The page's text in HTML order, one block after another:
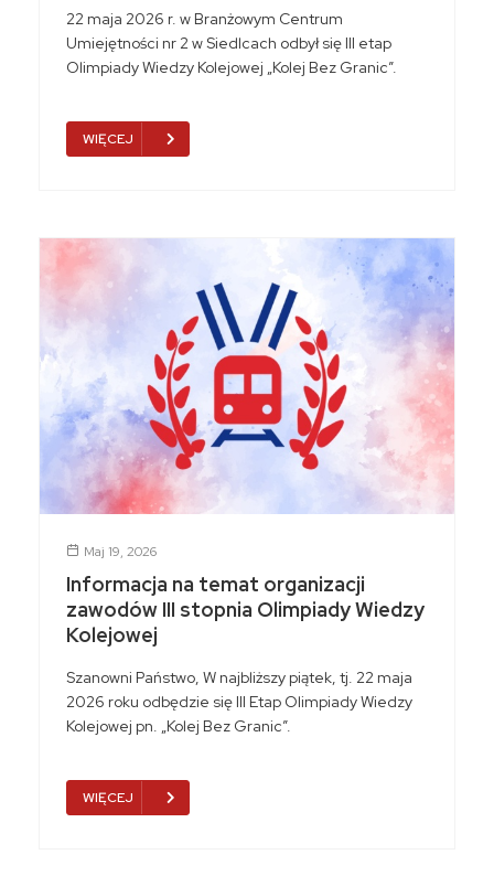
22 maja 2026 r. w Branżowym Centrum
Umiejętności nr 2 w Siedlcach odbył się III etap
Olimpiady Wiedzy Kolejowej „Kolej Bez Granic”.
WIĘCEJ
Maj 19, 2026
Informacja na temat organizacji
zawodów III stopnia Olimpiady Wiedzy
Kolejowej
Szanowni Państwo, W najbliższy piątek, tj. 22 maja
2026 roku odbędzie się III Etap Olimpiady Wiedzy
Kolejowej pn. „Kolej Bez Granic”.
WIĘCEJ